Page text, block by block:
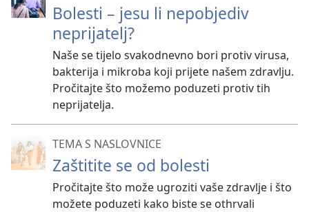
Bolesti – jesu li nepobjediv
neprijatelj?
Naše se tijelo svakodnevno bori protiv virusa,
bakterija i mikroba koji prijete našem zdravlju.
Pročitajte što možemo poduzeti protiv tih
neprijatelja.
TEMA S NASLOVNICE
Zaštitite se od bolesti
Pročitajte što može ugroziti vaše zdravlje i što
možete poduzeti kako biste se othrvali